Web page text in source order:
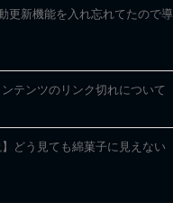
更新機能を入れ忘れてたので導
テンツのリンク切れについて
】どう見ても綿菓子に見えない